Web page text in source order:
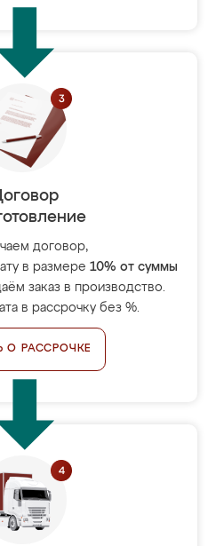
договор,
в размере 10% от суммы
заказ в производство.
в рассрочку без %.
О РАССРОЧКЕ